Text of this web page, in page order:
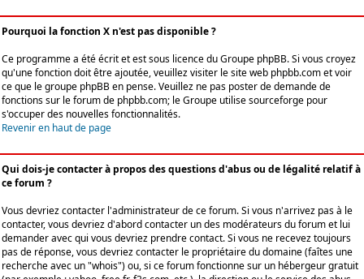
Pourquoi la fonction X n'est pas disponible ?
Ce programme a été écrit et est sous licence du Groupe phpBB. Si vous croyez
qu'une fonction doit être ajoutée, veuillez visiter le site web phpbb.com et voir
ce que le groupe phpBB en pense. Veuillez ne pas poster de demande de
fonctions sur le forum de phpbb.com; le Groupe utilise sourceforge pour
s'occuper des nouvelles fonctionnalités.
Revenir en haut de page
Qui dois-je contacter à propos des questions d'abus ou de légalité relatif à
ce forum ?
Vous devriez contacter l'administrateur de ce forum. Si vous n'arrivez pas à le
contacter, vous devriez d'abord contacter un des modérateurs du forum et lui
demander avec qui vous devriez prendre contact. Si vous ne recevez toujours
pas de réponse, vous devriez contacter le propriétaire du domaine (faîtes une
recherche avec un "whois") ou, si ce forum fonctionne sur un hébergeur gratuit